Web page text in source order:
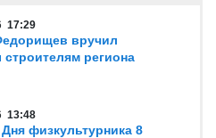
17:29
вручил
строителям региона
13:48
физкультурника 8